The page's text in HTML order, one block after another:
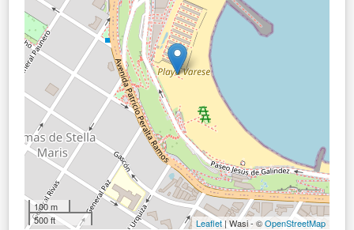
100 m
500 ft
Leaflet| Wasi - ©OpenStreetMap